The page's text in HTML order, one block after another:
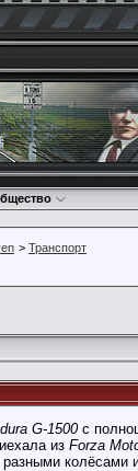
> Транспорт
G-1500с
из Forza
колёсами